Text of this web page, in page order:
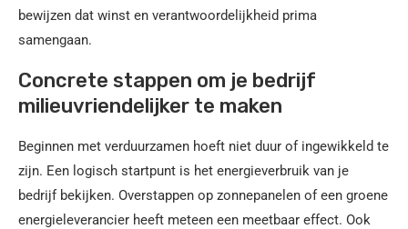
bewijzen dat winst en verantwoordelijkheid prima
samengaan.
Concrete stappen om je bedrijf
milieuvriendelijker te maken
Beginnen met verduurzamen hoeft niet duur of ingewikkeld te
zijn. Een logisch startpunt is het energieverbruik van je
bedrijf bekijken. Overstappen op zonnepanelen of een groene
energieleverancier heeft meteen een meetbaar effect. Ook